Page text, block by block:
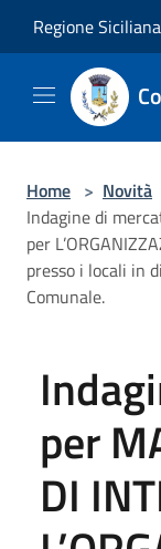
Regione Siciliana
Home > Novità
Indagine di
per
presso i locali in
Comunale.
per
DI